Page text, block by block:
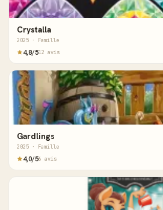
Crystalla
2025 · Famille
4,8/512 avis
Gardlings
2025 · Famille
4,0/56 avis